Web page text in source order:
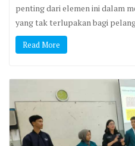
penting dari elemen ini dalam
yang tak terlupakan bagi
Read More